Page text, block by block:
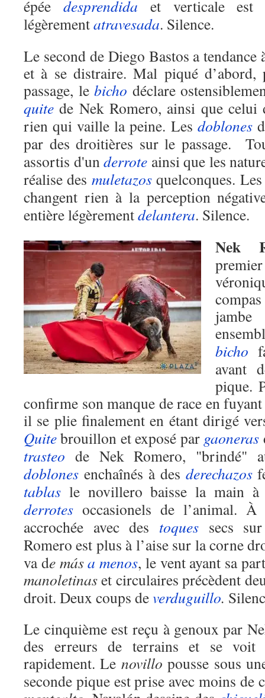
épée desprendida et verticale est
légèrementatravesada. Silence.
Le second de Diego Bastos a
et à se distraire. Mal piqué d’abord,
passage, lebicho déclare
quite de Nek Romero, ainsi que celui
rien qui vaille la peine. Les doblones
par des droitières sur le passage.
assortis d'underrote ainsi que les
réalise des muletazosquelconques.
changent rien à la perception
entière légèrementdelantera. Silence.
Nek
bicho
avant
pique.
confirme son manque de race en
il se plie finalement en étant dirigé
Quitebrouillon et exposé par gaoneras
trasteo de Nek Romero, "brindé"
doblones enchaînés à des derechazos
tablas le novillero baisse la main
derrotes occasionels de l’animal.
accrochée avec des toquessecs
Romero est plus à l’aise sur la corne
va de mása menos, le vent ayant sa
manoletinaset circulaires précèdent
droit. Deux coups deverduguillo.
Le cinquième est reçu à genoux par
des erreurs de terrains et se voit
rapidement. Le novillo pousse sous
seconde pique est prise avec moins